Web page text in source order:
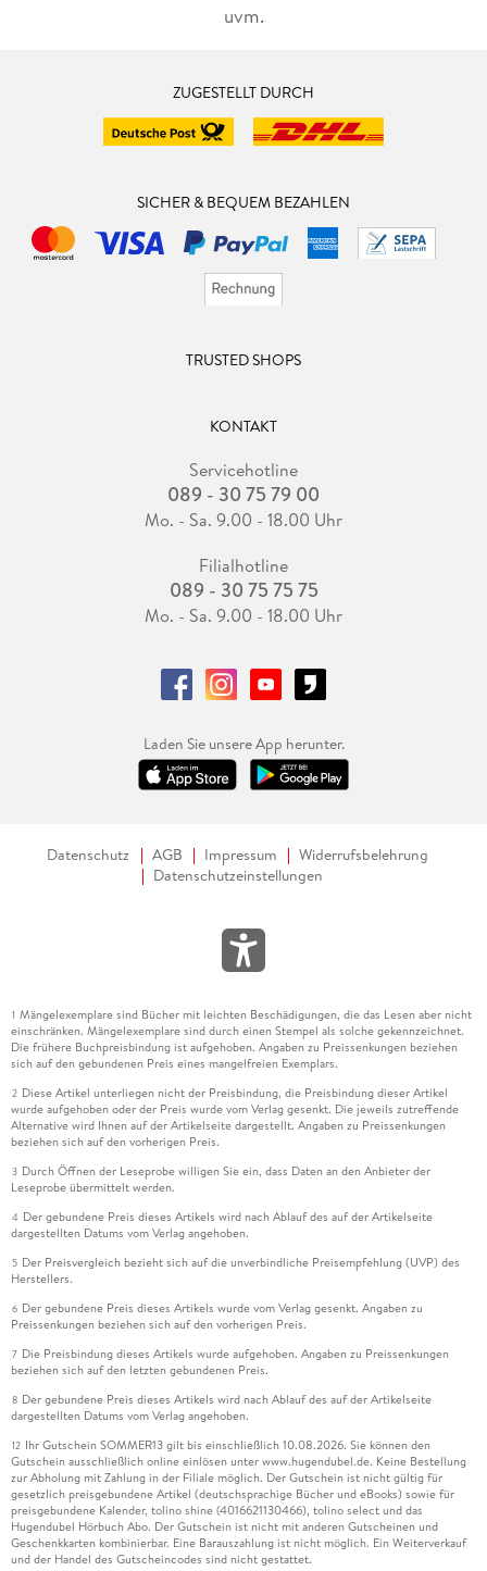
uvm.
ZUGESTELLT DURCH
SICHER & BEQUEM BEZAHLEN
TRUSTED SHOPS
KONTAKT
Servicehotline
089 - 30 75 79 00
Mo. - Sa. 9.00 - 18.00 Uhr
Filialhotline
089 - 30 75 75 75
Mo. - Sa. 9.00 - 18.00 Uhr
Laden Sie unsere App herunter.
Datenschutz AGB Impressum
Widerrufsbelehrung
Datenschutzeinstellungen
1 Mängelexemplare sind Bücher mit leichten Beschädigungen, die das Lesen aber nicht
einschränken. Mängelexemplare sind durch einen Stempel als solche gekennzeichnet.
Die frühere Buchpreisbindung ist aufgehoben. Angaben zu Preissenkungen beziehen
sich auf den gebundenen Preis eines mangelfreien Exemplars.
2 Diese Artikel unterliegen nicht der Preisbindung, die Preisbindung dieser Artikel
wurde aufgehoben oder der Preis wurde vom Verlag gesenkt. Die jeweils zutreffende
Alternative wird Ihnen auf der Artikelseite dargestellt. Angaben zu Preissenkungen
beziehen sich auf den vorherigen Preis.
3 Durch Öffnen der Leseprobe willigen Sie ein, dass Daten an den Anbieter der
Leseprobe übermittelt werden.
4 Der gebundene Preis dieses Artikels wird nach Ablauf des auf der Artikelseite
dargestellten Datums vom Verlag angehoben.
5 Der Preisvergleich bezieht sich auf die unverbindliche Preisempfehlung (UVP) des
Herstellers.
6 Der gebundene Preis dieses Artikels wurde vom Verlag gesenkt. Angaben zu
Preissenkungen beziehen sich auf den vorherigen Preis.
7 Die Preisbindung dieses Artikels wurde aufgehoben. Angaben zu Preissenkungen
beziehen sich auf den letzten gebundenen Preis.
8 Der gebundene Preis dieses Artikels wird nach Ablauf des auf der Artikelseite
dargestellten Datums vom Verlag angehoben.
12 Ihr Gutschein SOMMER13 gilt bis einschließlich 10.08.2026. Sie können den
Gutschein ausschließlich online einlösen unter www.hugendubel.de. Keine Bestellung
zur Abholung mit Zahlung in der Filiale möglich. Der Gutschein ist nicht gültig für
gesetzlich preisgebundene Artikel (deutschsprachige Bücher und eBooks) sowie für
preisgebundene Kalender, tolino shine (4016621130466), tolino select und das
Hugendubel Hörbuch Abo. Der Gutschein ist nicht mit anderen Gutscheinen und
Geschenkkarten kombinierbar. Eine Barauszahlung ist nicht möglich. Ein Weiterverkauf
und der Handel des Gutscheincodes sind nicht gestattet.